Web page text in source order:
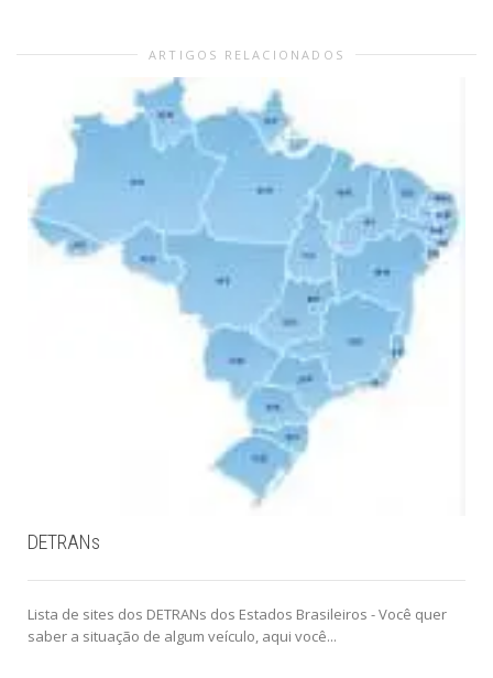
ARTIGOS RELACIONADOS
DETRANs
Lista de sites dos DETRANs dos Estados Brasileiros - Você quer
saber a situação de algum veículo, aqui você...